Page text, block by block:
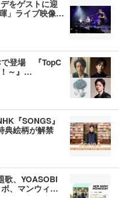
をゲストに迎
」ライブ映像…
で登場 『TopC
～』…
『SONGS』
典絵柄が解禁
歌、YOASOBI
ボ、マンウィ…